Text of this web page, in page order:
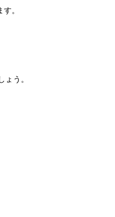
。
う。